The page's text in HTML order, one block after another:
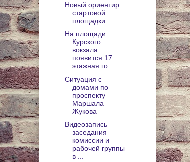
Новый ориентир
стартовой
площадки
На площади
Курского
вокзала
появится 17
этажная го...
Ситуация с
домами по
проспекту
Маршала
Жукова
Видеозапись
заседания
комиссии и
рабочей группы
в ...